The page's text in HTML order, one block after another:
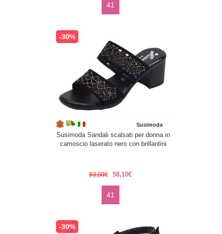
41
-30%
Susimoda
Susimoda Sandali scalsati per donna in
camoscio laserato nero con brillantini
83,00€ 58,10€
41
-30%